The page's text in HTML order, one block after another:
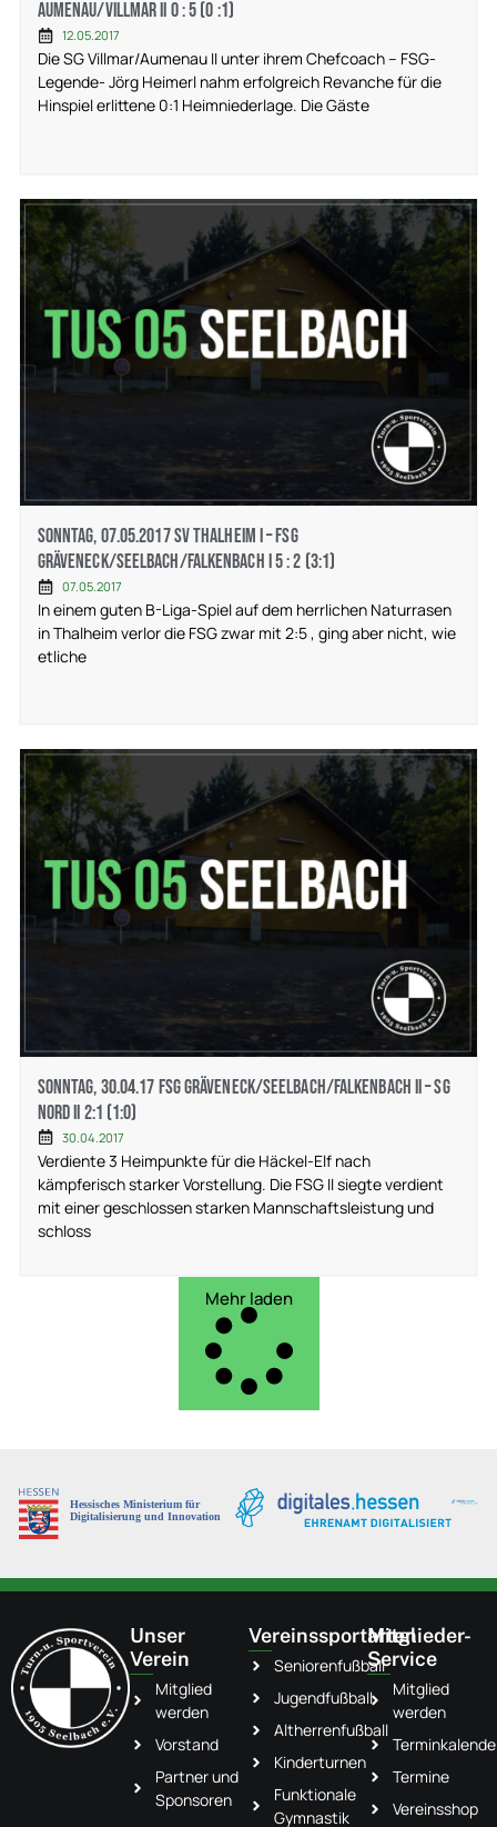
Aumenau/Villmar II 0 : 5 (0 :1)
12.05.2017
Die SG Villmar/Aumenau II unter ihrem Chefcoach – FSG-
Legende- Jörg Heimerl nahm erfolgreich Revanche für die
Hinspiel erlittene 0:1 Heimniederlage. Die Gäste
Sonntag, 07.05.2017 SV Thalheim I – FSG
Gräveneck/Seelbach/Falkenbach I 5 : 2 (3:1)
07.05.2017
In einem guten B-Liga-Spiel auf dem herrlichen Naturrasen
in Thalheim verlor die FSG zwar mit 2:5 , ging aber nicht, wie
etliche
Sonntag, 30.04.17 FSG Gräveneck/Seelbach/Falkenbach II – SG
Nord II 2:1 (1:0)
30.04.2017
Verdiente 3 Heimpunkte für die Häckel-Elf nach
kämpferisch starker Vorstellung. Die FSG II siegte verdient
mit einer geschlossen starken Mannschaftsleistung und
schloss
Mehr laden
Unser
Verein
Mitglied
werden
Vorstand
Partner und
Sponsoren
Vereinssportarten
Seniorenfußball
Jugendfußball
Altherrenfußball
Kinderturnen
Funktionale
Gymnastik
Mitglieder-
Service
Mitglied
werden
Termine
Vereinsshop